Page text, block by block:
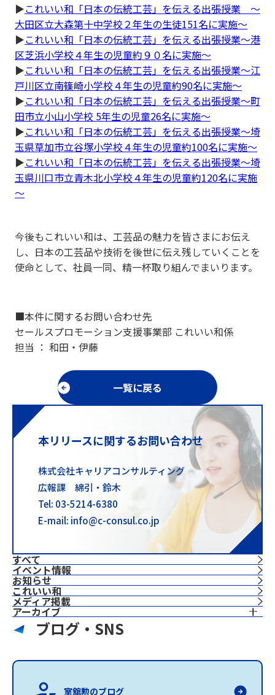
すべて
イベント情報
お知らせ
これいい和
⁨⁩メディア掲載
アーカイブ
▶これいい和「日本の伝統工芸」を伝える出張授業 ～
大田区立大森第十中学校２年生の生徒151名に実施～
▶これいい和「日本の伝統工芸」を伝える出張授業～港
区芝浜小学校４年生の児童約９０名に実施～
▶これいい和「日本の伝統工芸」を伝える出張授業～江
戸川区立南篠崎小学校４年生の児童約90名に実施～
▶これいい和「日本の伝統工芸」を伝える出張授業～町
田市立小山小学校 5年生の児童26名に実施～
▶これいい和「日本の伝統工芸」を伝える出張授業～埼
玉県草加市立谷塚小学校４年生の児童約100名に実施～
▶これいい和「日本の伝統工芸」を伝える出張授業～埼
玉県川口市立青木北小学校４年生の児童約120名に実施
～
今後もこれいい和は、工芸品の魅力を皆さまにお伝え
し、日本の工芸品や技術を後世に伝え残していくことを
使命として、社員一同、精一杯取り組んでまいります。
■本件に関するお問い合わせ先
セールスプロモーション支援事業部 これいい和係
担当 ： 和田・伊藤
一覧に戻る
本リリースに関するお問い合わせ
株式会社キャリアコンサルティング
広報課 綿引・鈴木
Tel: 03-5214-6380
E-mail: info@c-consul.co.jp
ブログ・SNS
室舘勲のブログ